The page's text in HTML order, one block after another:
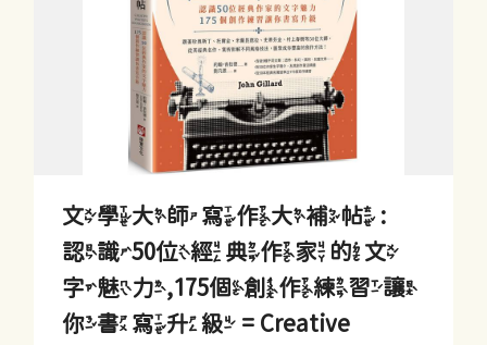
文學大師寫作大補帖 :
認識50位經典作家的文
字魅力,175個創作練習讓
你書寫升級 = Creative